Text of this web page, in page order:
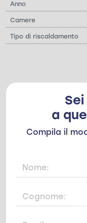
Anno
Camere
Tipo di riscaldamento
a
Compila il